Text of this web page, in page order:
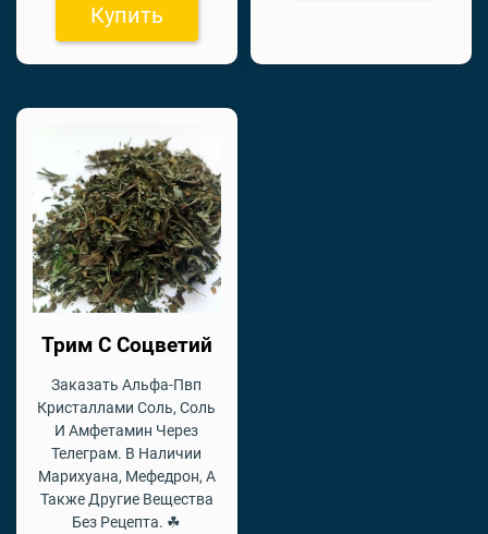
Купить
Трим С Соцветий
Заказать Альфа-Пвп
Кристаллами Соль, Соль
И Амфетамин Через
Телеграм. В Наличии
Марихуана, Мефедрон, А
Также Другие Вещества
Без Рецепта. ☘